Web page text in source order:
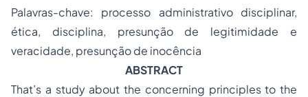
Palavras-chave: processo administrativo disciplinar,
ética, disciplina, presunção de legitimidade e
veracidade, presunção de inocência
ABSTRACT
That’s a study about the concerning principles to the